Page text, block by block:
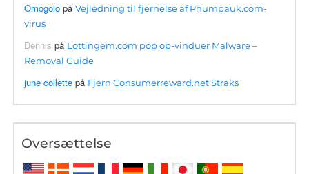
Omogolo påVejledning til fjernelse af Phumpauk.com-
virus
Dennis på Lottingem.com pop op-vinduer Malware –
Removal Guide
june collette på Fjern Consumerreward.net Straks
Oversættelse